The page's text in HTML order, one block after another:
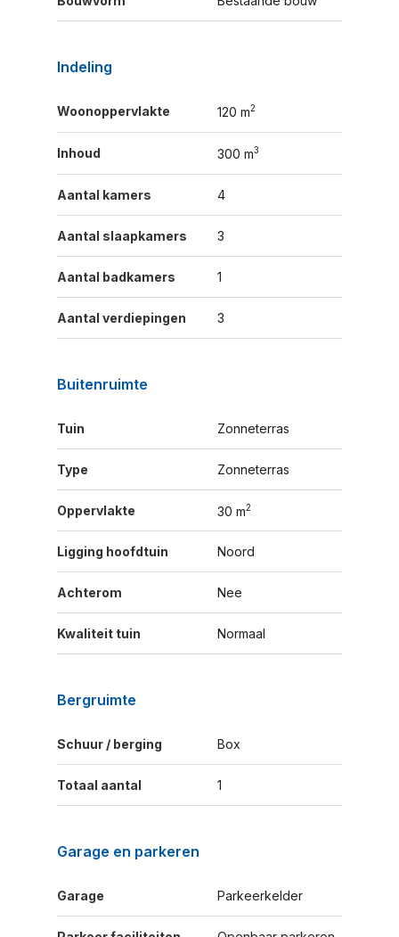
Indeling
Woonoppervlakte 120 m2
Inhoud 300 m3
Aantal kamers 4
Aantal slaapkamers 3
Aantal badkamers 1
Aantal verdiepingen 3
Buitenruimte
Tuin Zonneterras
Type Zonneterras
Oppervlakte 30 m2
Ligging hoofdtuin Noord
Achterom Nee
Kwaliteit tuin Normaal
Bergruimte
Schuur / berging Box
Totaal aantal 1
Garage en parkeren
Garage Parkeerkelder